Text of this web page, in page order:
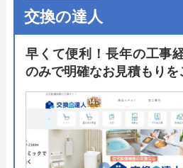
せん。
もちろん、トイレの品揃え
LIXIL、Panasonicなどの国内
みてください。
公式サイ
料金詳細を
交換の達人
早くて便利！長年の工事
のみで明確なお見積もりを